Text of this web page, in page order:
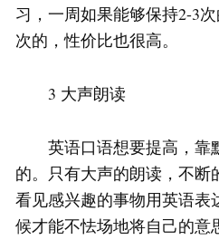
习，一周如果能够保持2-3
次的，性价比也很高。
3 大声朗读
英语口语想要提高，靠
的。只有大声的朗读，不断
看见感兴趣的事物用英语表
候才能不怯场地将自己的意